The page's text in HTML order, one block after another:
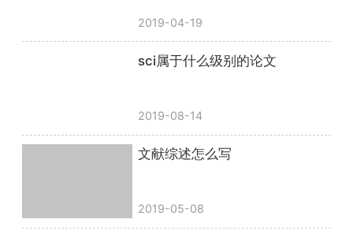
2019-04-19
sci属于什么级别的论文
2019-08-14
文献综述怎么写
2019-05-08